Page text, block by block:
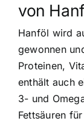
von
Hanföl wird
gewonnen
Proteinen,
enthält auch
3- und
Fettsäuren